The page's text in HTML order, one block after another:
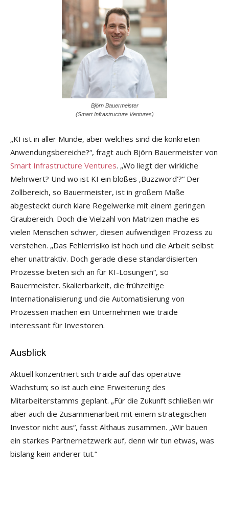
Björn Bauermeister
(Smart Infrastructure Ventures)
„KI ist in aller Munde, aber welches sind die konkreten
Anwendungsbereiche?“, fragt auch Björn Bauermeister von
Smart Infrastructure Ventures. „Wo liegt der wirkliche
Mehrwert? Und wo ist KI ein bloßes ‚Buzzword‘?“ Der
Zollbereich, so Bauermeister, ist in großem Maße
abgesteckt durch klare Regelwerke mit einem geringen
Graubereich. Doch die Vielzahl von Matrizen mache es
vielen Menschen schwer, diesen aufwendigen Prozess zu
verstehen. „Das Fehlerrisiko ist hoch und die Arbeit selbst
eher unattraktiv. Doch gerade diese standardisierten
Prozesse bieten sich an für KI-Lösungen“, so
Bauermeister. Skalierbarkeit, die frühzeitige
Internationalisierung und die Automatisierung von
Prozessen machen ein Unternehmen wie traide
interessant für Investoren.
Ausblick
Aktuell konzentriert sich traide auf das operative
Wachstum; so ist auch eine Erweiterung des
Mitarbeiterstamms geplant. „Für die Zukunft schließen wir
aber auch die Zusammenarbeit mit einem strategischen
Investor nicht aus“, fasst Althaus zusammen. „Wir bauen
ein starkes Partnernetzwerk auf, denn wir tun etwas, was
bislang kein anderer tut.“